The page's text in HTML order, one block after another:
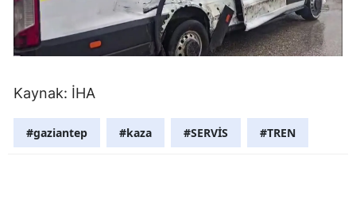
Konya
Kütahya
Kaynak: İHA
#gaziantep #kaza #SERVİS #TREN